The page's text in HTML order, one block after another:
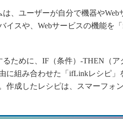
、ユーザーが自分で機器やWeb
イスや、Webサービスの機能を
ために、IF（条件）-THEN（ア
に組み合わせた「ifLinkレシピ」
作成したレシピは、スマーフォ